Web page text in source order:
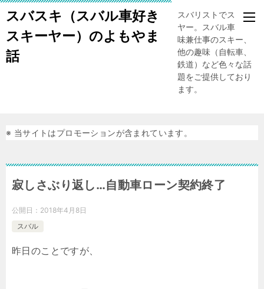
スバスキ（スバル車好き
スキーヤー）のよもやま
話
スバリストでスキー
ヤー。スバル車、趣
味兼仕事のスキー、
他の趣味（自転車、
鉄道）など色々な話
題をご提供しており
ます。
※ 当サイトはプロモーションが含まれています。
寂しさぶり返し…自動車ローン契約終了
公開日： 2018年4月8日
スバル
昨日のことですが、